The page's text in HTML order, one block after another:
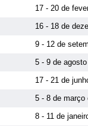
17 - 20 de
16 - 18 de
9 - 12 de
5 - 9 de
17 - 21 de
5 - 8 de março
8 - 11 de